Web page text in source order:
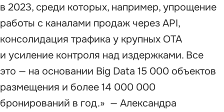
в 2023, среди которых, например, упрощение
работы с каналами продаж через API,
консолидация трафика у крупных ОТА
и усиление контроля над издержками. Все
это — на основании Big Data 15 000 объектов
размещения и более 14 000 000
бронирований в год.» — Александра